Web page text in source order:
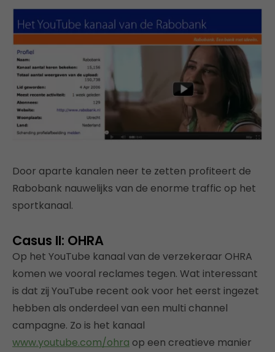
Door aparte kanalen neer te zetten profiteert de
Rabobank nauwelijks van de enorme traffic op het
sportkanaal.
Casus II: OHRA
Op het YouTube kanaal van de verzekeraar OHRA
komen we vooral reclames tegen. Wat interessant
is dat zij YouTube recent ook voor het eerst ingezet
hebben als onderdeel van een multi channel
campagne. Zo is het kanaal
www.youtube.com/ohra op een creatieve manier